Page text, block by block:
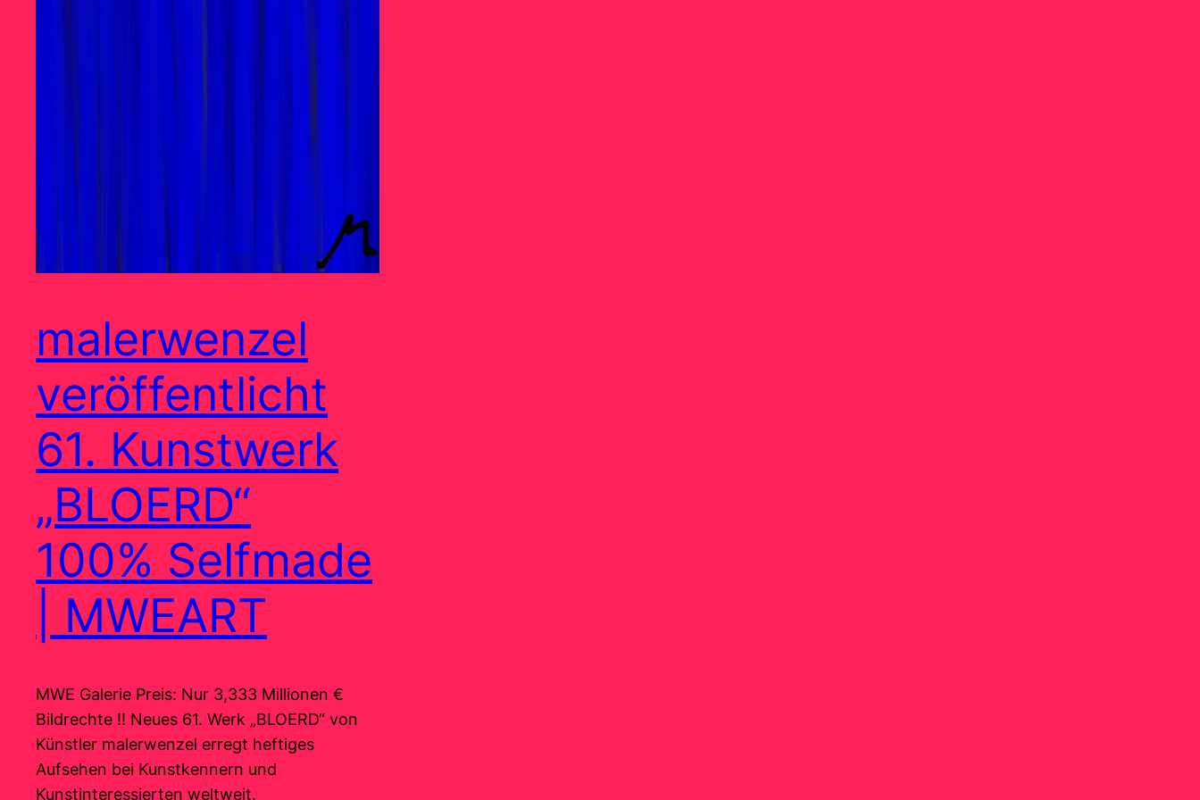
malerwenzel
veröffentlicht
61. Kunstwerk
„BLOERD“
100% Selfmade
| MWEART
MWE Galerie Preis: Nur 3,333 Millionen €
Bildrechte !! Neues 61. Werk „BLOERD“ von
Künstler malerwenzel erregt heftiges
Aufsehen bei Kunstkennern und
Kunstinteressierten weltweit.